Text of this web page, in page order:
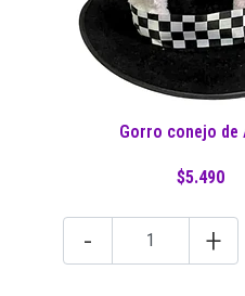
Gorro conejo de
$5.490
- +